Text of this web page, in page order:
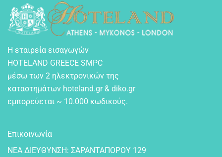
Η εταιρεία εισαγωγών
HOTELAND GREECE SMPC
μέσω των 2 ηλεκτρονικών της
καταστημάτων hoteland.gr & diko.gr
εμπορεύεται ~ 10.000 κωδικούς.
Επικοινωνία
NEA ΔIEYΘYNΣH: ΣAPANTAΠOPOY 129